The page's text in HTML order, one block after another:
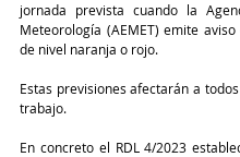
jornada prevista cuando la
Meteorología (AEMET) emite
de nivel naranja o rojo.
Estas previsiones afectarán a
trabajo.